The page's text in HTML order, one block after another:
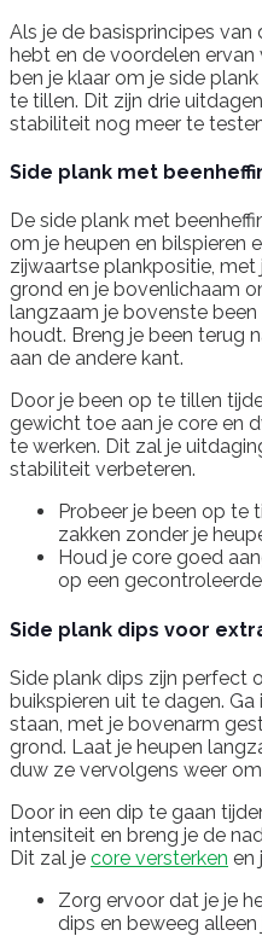
Als je de basisprincipes van
hebt en de voordelen
ben je klaar om je side
te tillen. Dit zijn drie
stabiliteit nog meer te
Side plank met
De side plank met
om je heupen en bilspieren
zijwaartse plankpositie,
grond en je bovenlichaam
langzaam je bovenste
houdt. Breng je been terug
aan de andere kant.
Door je been op te tillen
gewicht toe aan je core en
te werken. Dit zal je
stabiliteit verbeteren.
Probeer je been op te
zakken zonder je
Houd je core goed
op een
Side plank dips voor
Side plank dips zijn perfect
buikspieren uit te dagen.
staan, met je bovenarm
grond. Laat je heupen
duw ze vervolgens weer
Door in een dip te gaan
intensiteit en breng je de
Dit zal je core versterken en
Zorg ervoor dat je je
dips en beweeg